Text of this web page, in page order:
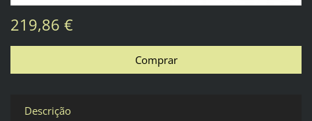
219,86 €
Descrição